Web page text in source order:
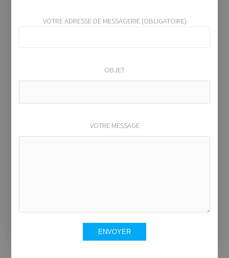
VOTRE ADRESSE DE MESSAGERIE (OBLIGATOIRE)
OBJET
VOTRE MESSAGE